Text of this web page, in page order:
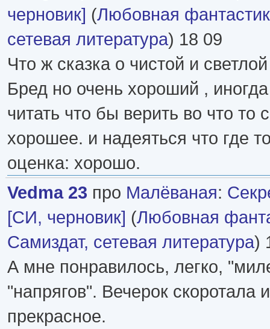
черновик] (Любовная
сетевая литература) 18 09
Что ж сказка о чистой и
Бред но очень хороший ,
читать что бы верить во что то
хорошее. и надеяться что где
оценка: хорошо.
Vedma 23 про Малёваная:
[СИ, черновик] (Любовная
Самиздат, сетевая литература)
А мне понравилось, легко,
"напрягов". Вечерок скоротала
прекрасное.